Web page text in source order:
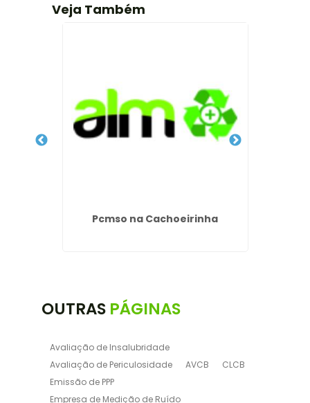
Veja Também
Pcmso na Cachoeirinha
OUTRAS PÁGINAS
Avaliação de Insalubridade
Avaliação de Periculosidade
AVCB
CLCB
Emissão de PPP
Empresa de Medição de Ruído